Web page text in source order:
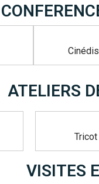
ATELIERS
Tricot
VISITES